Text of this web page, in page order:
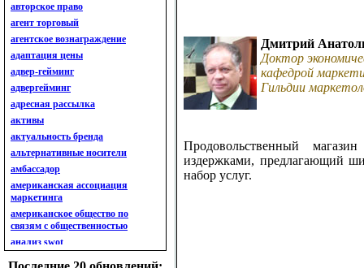
авторское право
агент торговый
агентское вознаграждение
адаптация цены
адвер-гейминг
адвергейминг
адресная рассылка
активы
актуальность бренда
альтернативные носители
амбассадор
американская ассоциация
маркетинга
американское общество по
связям с общественностью
анализ swot
Дмитрий
Доктор
кафедрой
Гильдии
Продовольственный
издержками, предлагающий
набор услуг.